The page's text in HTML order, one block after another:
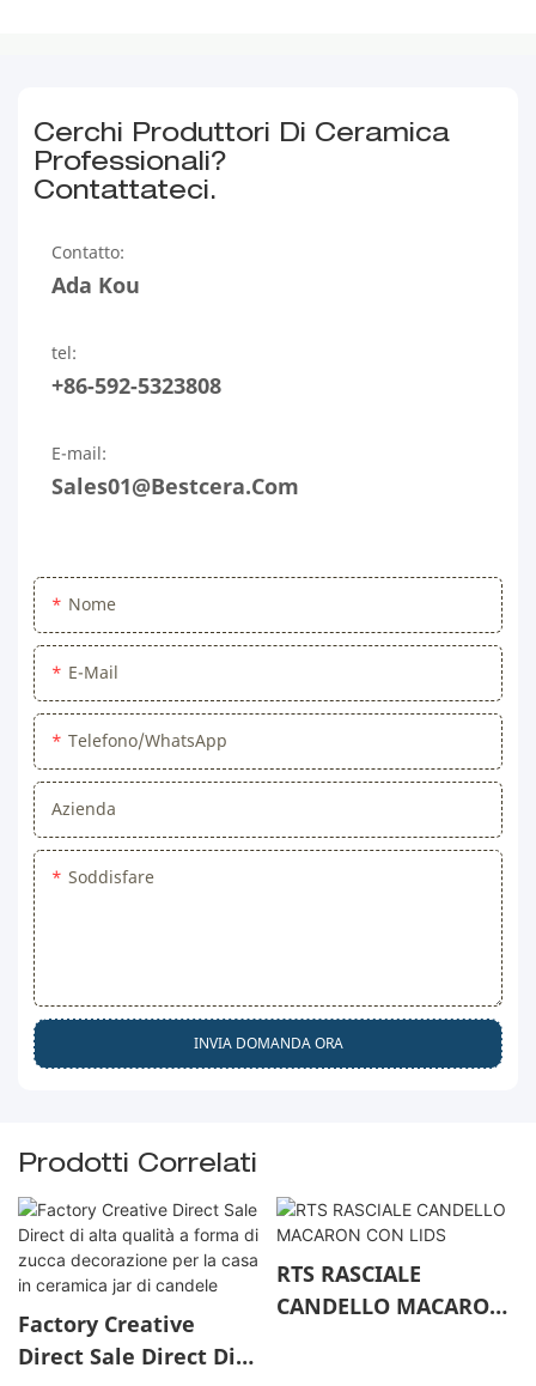
Cerchi Produttori Di Ceramica
Professionali?
Contattateci.
Contatto:
Ada Kou
tel:
+86-592-5323808
E-mail:
Sales01@bestcera.com
Nome
E-Mail
Telefono/WhatsApp
Azienda
Soddisfare
INVIA DOMANDA ORA
Prodotti Correlati
Factory Creative
Direct Sale Direct Di
RTS RASCIALE
CANDELLO MACARON